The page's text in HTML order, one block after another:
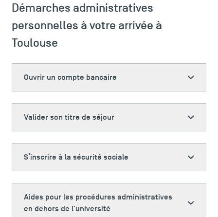
ACCÈS DIRECTS
Actualités
Démarches administratives
personnelles à votre arrivée à
Toulouse
Ouvrir un compte bancaire
Valider son titre de séjour
S’inscrire à la sécurité sociale
Aides pour les procédures administratives
en dehors de l'université